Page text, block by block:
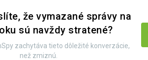
že vymazané správy na
sú navždy stratené?
zachytáva tieto dôležité konverzácie,
než zmiznú.